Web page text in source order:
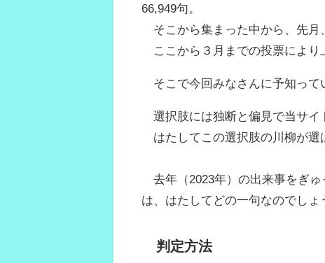
66,949句。
そこから集まった中から、先月
ここから３月までの投票により
そこで今回みなさんに予知って
選択肢には独断と偏見で当サイ
はたしてこの選択肢の川柳が選
去年（2023年）の出来事をぎゅ
は、はたしてどの一句なのでしょ
判定方法